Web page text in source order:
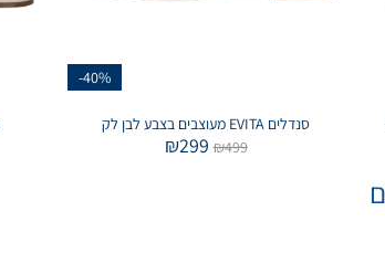
-40%
סנדלים EVITA מעוצבים בצבע לבן לק
₪499
₪299